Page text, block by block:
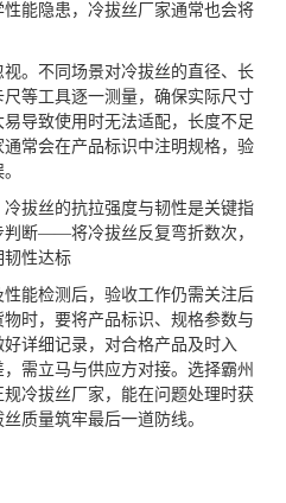
能隐患，冷拔丝厂家通常也会将
。不同场景对冷拔丝的直径、长
等工具逐一测量，确保实际尺寸
导致使用时无法适配，长度不足
常会在产品标识中注明规格，验
拔丝的抗拉强度与韧性是关键指
断——将冷拔丝反复弯折数次，
韧性达标
能检测后，验收工作仍需关注后
时，要将产品标识、规格参数与
详细记录，对合格产品及时入
需立马与供应方对接。选择霸州
冷拔丝厂家，能在问题处理时获
质量筑牢最后一道防线。